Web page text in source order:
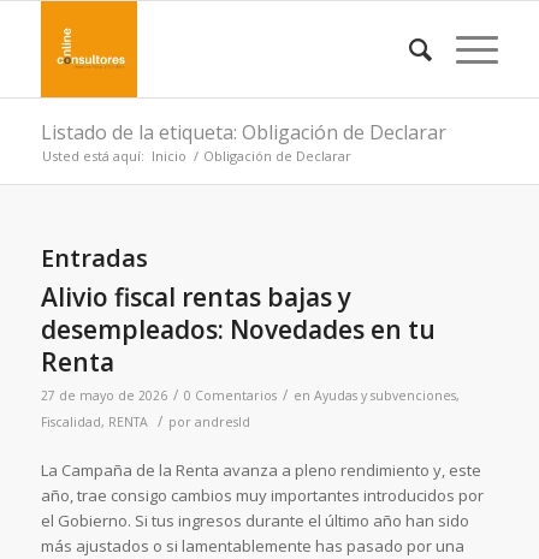
Listado de la etiqueta: Obligación de Declarar
Usted está aquí: Inicio / Obligación de Declarar
Entradas
Alivio fiscal rentas bajas y
desempleados: Novedades en tu
Renta
27 de mayo de 2026 / 0 Comentarios / en Ayudas y subvenciones,
Fiscalidad, RENTA / por andresld
La Campaña de la Renta avanza a pleno rendimiento y, este
año, trae consigo cambios muy importantes introducidos por
el Gobierno. Si tus ingresos durante el último año han sido
más ajustados o si lamentablemente has pasado por una